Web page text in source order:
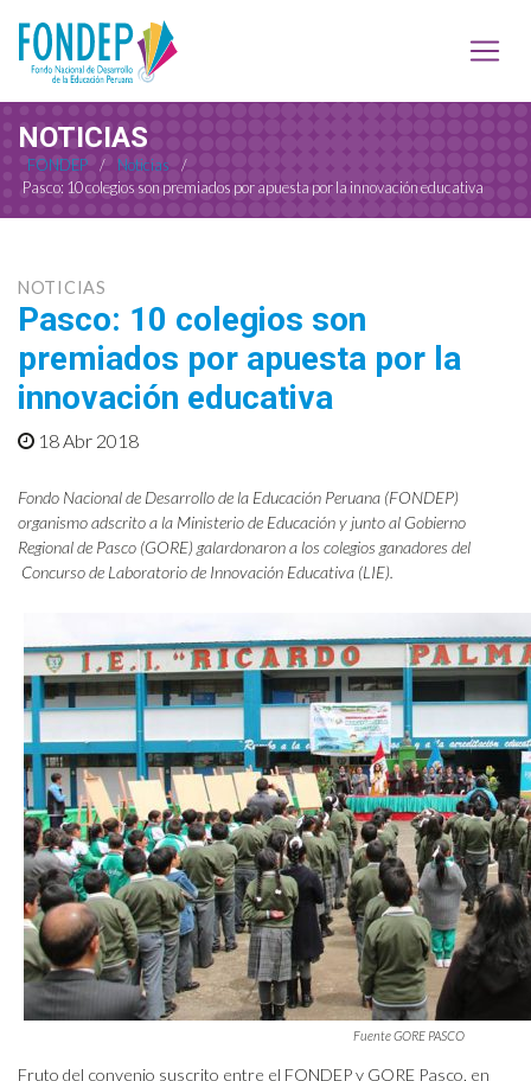
NOTICIAS
FONDEP / Noticias
/
Pasco: 10 colegios son premiados por apuesta por la innovación educativa
NOTICIAS
Pasco: 10 colegios son
premiados por apuesta por la
innovación educativa
18 Abr 2018
Fondo Nacional de Desarrollo de la Educación Peruana (FONDEP)
organismo adscrito a la Ministerio de Educación y junto al Gobierno
Regional de Pasco (GORE) galardonaron a los colegios ganadores del
Concurso de Laboratorio de Innovación Educativa (LIE).
Fuente GORE PASCO
Fruto del convenio suscrito entre el FONDEP y GORE Pasco, en